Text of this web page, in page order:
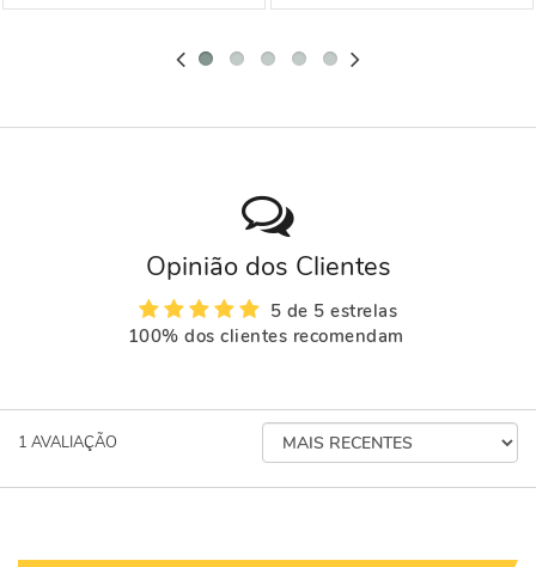
Opinião dos Clientes
5 de 5 estrelas
100% dos clientes recomendam
1 AVALIAÇÃO
ORDENAR
AVALIAÇÕES